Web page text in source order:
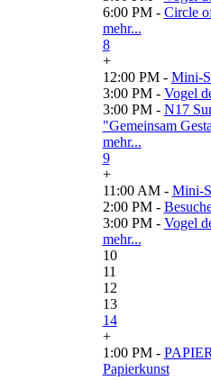
6:00 PM - Circle
mehr...
8
+
12:00 PM - Mini-
3:00 PM - Vogel
3:00 PM - N17
"Gemeinsam
mehr...
9
+
11:00 AM - Mini-
2:00 PM -
3:00 PM - Vogel
mehr...
10
11
12
13
14
+
1:00 PM -
Papierkunst